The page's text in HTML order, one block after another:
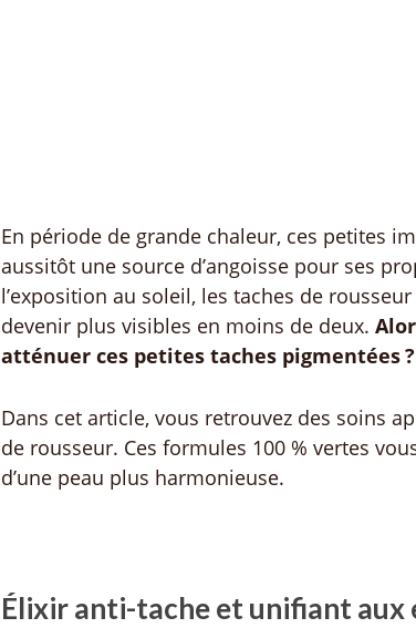
En période de grande chaleur, ces petites
aussitôt une source d’angoisse pour ses
l’exposition au soleil, les taches de
devenir plus visibles en moins de deux.
atténuer ces petites taches pigmentées ?
Dans cet article, vous retrouvez des soins
de rousseur. Ces formules 100 % vertes
d’une peau plus harmonieuse.
Élixir anti-tache et unifiant aux